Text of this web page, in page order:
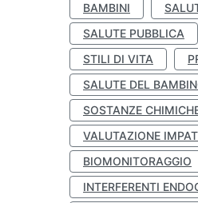
BAMBINI
SALUTE PUBBLICA
STILI DI VITA
SALUTE DEL
SOSTANZE
VALUTAZIONE
BIOMONITORAGGIO
INTERFERENTI